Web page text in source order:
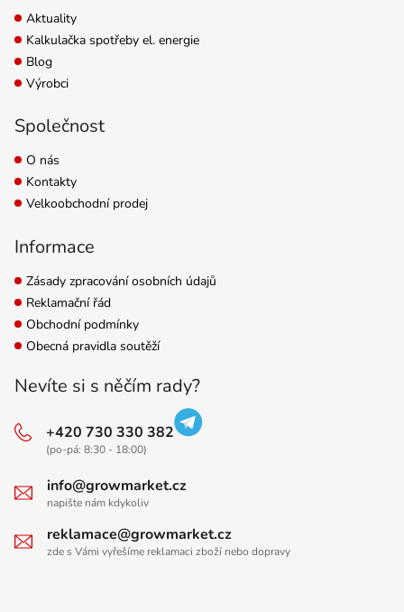
Aktuality
Kalkulačka spotřeby el. energie
Blog
Výrobci
Společnost
O nás
Kontakty
Velkoobchodní prodej
Informace
Zásady zpracování osobních údajů
Reklamační řád
Obchodní podmínky
Obecná pravidla soutěží
Nevíte si s něčím rady?
+420 730 330 382
(po-pá: 8:30 - 18:00)
info@growmarket.cz
napište nám kdykoliv
reklamace@growmarket.cz
zde s Vámi vyřešíme reklamaci zboží nebo dopravy